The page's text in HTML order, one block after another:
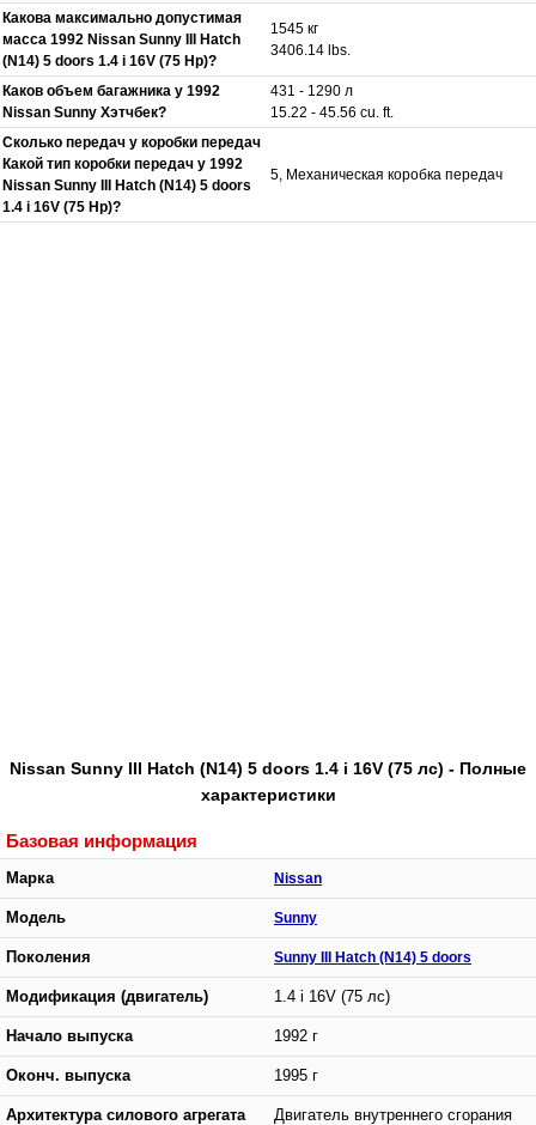
Какова максимально допустимая
масса 1992 Nissan Sunny III Hatch
(N14) 5 doors 1.4 i 16V (75 Hp)?
1545 кг
3406.14 lbs.
Каков объем багажника у 1992
Nissan Sunny Хэтчбек?
431 - 1290 л
15.22 - 45.56 cu. ft.
Сколько передач у коробки передач
Какой тип коробки передач у 1992
Nissan Sunny III Hatch (N14) 5 doors
1.4 i 16V (75 Hp)?
5, Механическая коробка передач
Nissan Sunny III Hatch (N14) 5 doors 1.4 i 16V (75 лс) - Полные
характеристики
Базовая информация
Марка Nissan
Модель Sunny
Поколения Sunny III Hatch (N14) 5 doors
Модификация (двигатель) 1.4 i 16V (75 лс)
Начало выпуска 1992 г
Оконч. выпуска 1995 г
Архитектура силового агрегата Двигатель внутреннего сгорания